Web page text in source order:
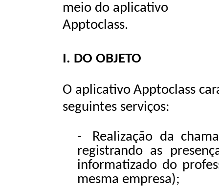
meio do aplicativo
Apptoclass.
I. DO OBJETO
O aplicativo Apptoclass
seguintes serviços:
-
Realização da
registrando as
informatizado do
mesma empresa);